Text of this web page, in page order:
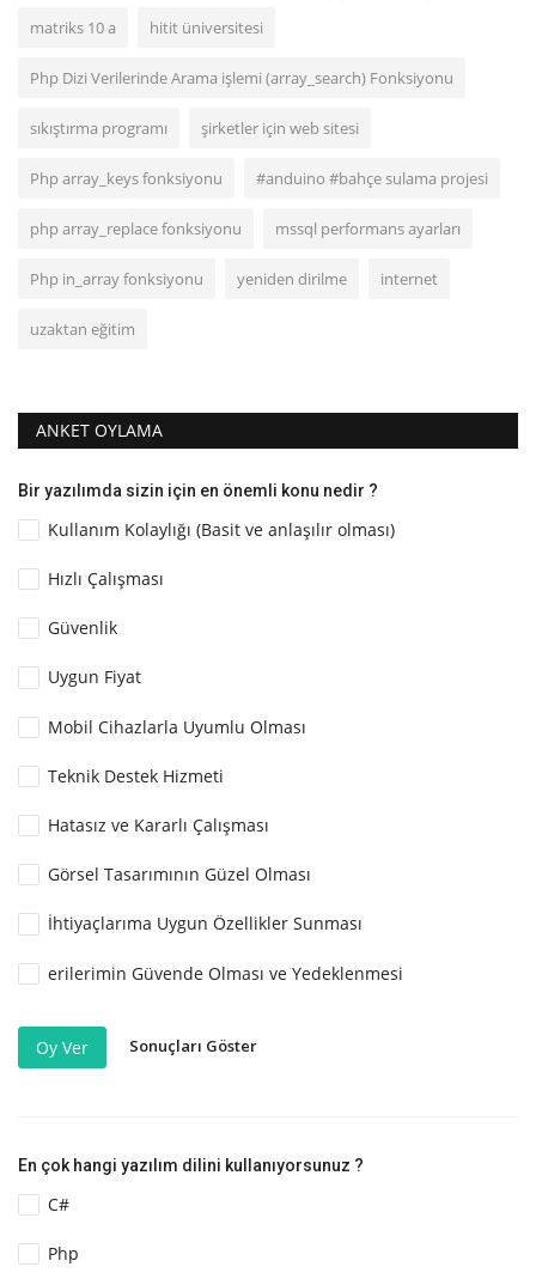
matriks 10 a hitit üniversitesi
Php Dizi Verilerinde Arama işlemi (array_search) Fonksiyonu
sıkıştırma programı şirketler için web sitesi
Php array_keys fonksiyonu #anduino #bahçe sulama projesi
php array_replace fonksiyonu mssql performans ayarları
Php in_array fonksiyonu yeniden dirilme internet
uzaktan eğitim
ANKET OYLAMA
Bir yazılımda sizin için en önemli konu nedir ?
Kullanım Kolaylığı (Basit ve anlaşılır olması)
Hızlı Çalışması
Güvenlik
Uygun Fiyat
Mobil Cihazlarla Uyumlu Olması
Teknik Destek Hizmeti
Hatasız ve Kararlı Çalışması
Görsel Tasarımının Güzel Olması
İhtiyaçlarıma Uygun Özellikler Sunması
erilerimin Güvende Olması ve Yedeklenmesi
Oy Ver Sonuçları Göster
En çok hangi yazılım dilini kullanıyorsunuz ?
C#
Php